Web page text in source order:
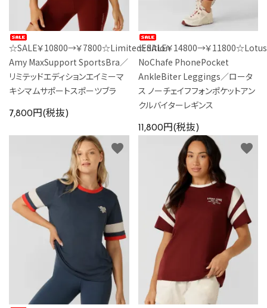
☆SALE￥10800→￥7800☆LimitedEdition
Amy MaxSupport SportsBra／
リミテッドエディションエイミーマ
キシマムサポートスポーツブラ
7,800円(税抜)
☆SALE￥14800→￥11800☆Lotus
NoChafe PhonePocket
AnkleBiter Leggings／ロータ
ス ノーチェイフフォンポケットアン
クルバイターレギンス
11,800円(税抜)
favorite favorite